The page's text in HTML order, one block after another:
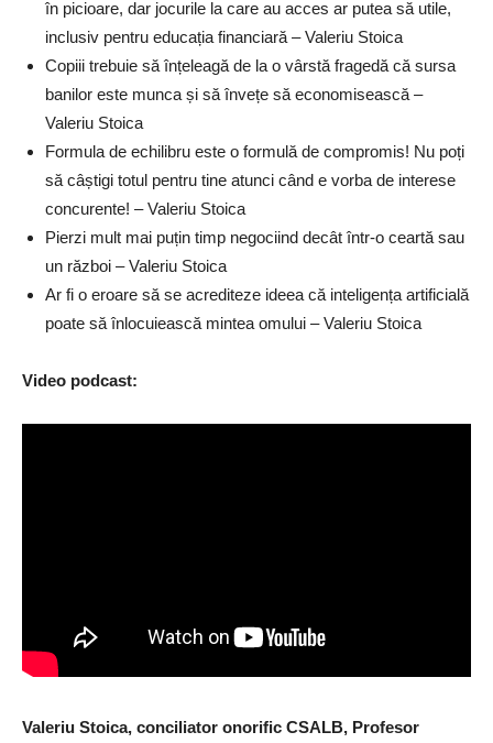
în picioare, dar jocurile la care au acces ar putea să utile,
inclusiv pentru educația financiară – Valeriu Stoica
Copiii trebuie să înțeleagă de la o vârstă fragedă că sursa
banilor este munca și să învețe să economisească –
Valeriu Stoica
Formula de echilibru este o formulă de compromis! Nu poți
să câștigi totul pentru tine atunci când e vorba de interese
concurente! – Valeriu Stoica
Pierzi mult mai puțin timp negociind decât într-o ceartă sau
un război – Valeriu Stoica
Ar fi o eroare să se acrediteze ideea că inteligența artificială
poate să înlocuiească mintea omului – Valeriu Stoica
Video podcast:
Valeriu Stoica, conciliator onorific CSALB, Profesor